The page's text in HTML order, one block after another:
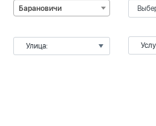
Барановичи
Улица: